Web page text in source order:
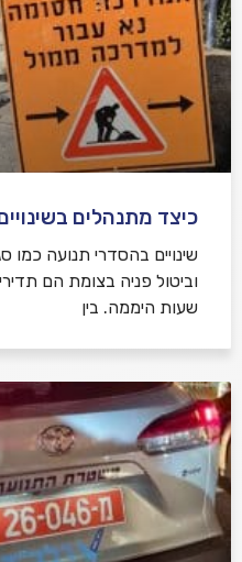
כיצד מתנהלים
שינויים בהסדרי תנועה כמו
וביטול פניה בצומת הם
שעות היממה. בין